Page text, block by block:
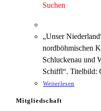
Suchen
„Unser
nordböhmischen
Schluckenau und
Schiffl“. Titelbild:
Weiterlesen
Mitgliedschaft